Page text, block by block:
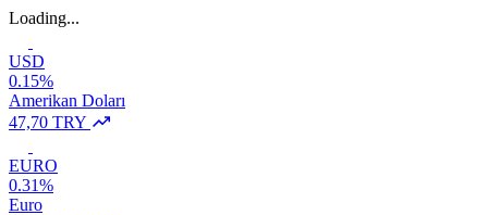
Loading...
USD
0.15%
Amerikan Doları
47,70 TRY
EURO
0.31%
Euro